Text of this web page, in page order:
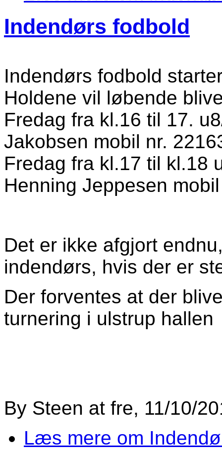
Indendørs fodbold
Indendørs fodbold
Holdene vil løbende
Fredag fra kl.16 til 17.
Jakobsen mobil nr.
Fredag fra kl.17 til
Henning Jeppesen
Det er ikke afgjort
indendørs, hvis der er
Der forventes at der
turnering i ulstrup hallen
By Steen at fre, 11/10/
Læs mere om